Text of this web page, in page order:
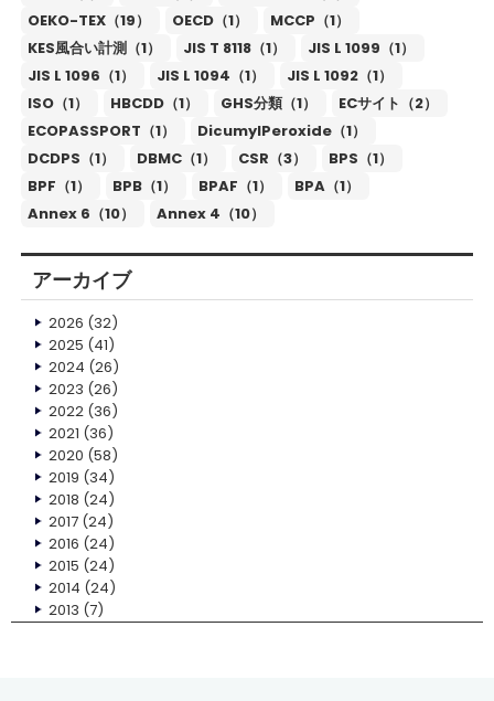
OEKO-TEX（19）
OECD（1）
MCCP（1）
KES風合い計測（1）
JIS T 8118（1）
JIS L 1099（1）
JIS L 1096（1）
JIS L 1094（1）
JIS L 1092（1）
ISO（1）
HBCDD（1） GHS分類（1）
ECサイト（2）
ECOPASSPORT（1）
DicumylPeroxide（1）
DCDPS（1）
DBMC（1） CSR（3）
BPS（1）
BPF（1）
BPB（1） BPAF（1）
BPA（1）
Annex 6（10）
Annex 4（10）
アーカイブ
2026 (32)
2025 (41)
2024 (26)
2023 (26)
2022(36)
2021 (36)
2020 (58)
2019 (34)
2018 (24)
2017(24)
2016 (24)
2015 (24)
2014 (24)
2013 (7)